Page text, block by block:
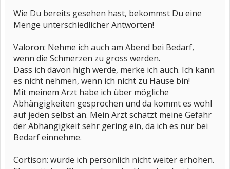
Wie Du bereits gesehen hast, bekommst Du eine
Menge unterschiedlicher Antworten!
Valoron: Nehme ich auch am Abend bei Bedarf,
wenn die Schmerzen zu gross werden.
Dass ich davon high werde, merke ich auch. Ich kann
es nicht nehmen, wenn ich nicht zu Hause bin!
Mit meinem Arzt habe ich über mögliche
Abhängigkeiten gesprochen und da kommt es wohl
auf jeden selbst an. Mein Arzt schätzt meine Gefahr
der Abhängigkeit sehr gering ein, da ich es nur bei
Bedarf einnehme.
Cortison: würde ich persönlich nicht weiter erhöhen.